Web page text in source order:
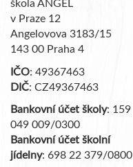
škola ANGEL
v Praze 12
Angelovova 3183/15
143 00 Praha 4
IČO: 49367463
DIČ: CZ49367463
Bankovní účet školy: 159
049 009/0300
Bankovní účet školní
jídelny: 698 22 379/0800